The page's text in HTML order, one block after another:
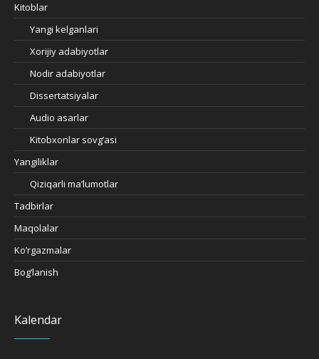
Kitoblar
Yangi kelganlari
Xorijiy adabiyotlar
Nodir adabiyotlar
Dissertatsiyalar
Audio asarlar
Kitobxonlar sovg’asi
Yangiliklar
Qiziqarli ma’lumotlar
Tadbirlar
Maqolalar
Ko’rgazmalar
Bog’lanish
Kalendar